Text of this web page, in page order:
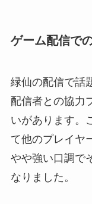
ゲーム配信で
緑仙の配信で話
配信者との協力
いがあります。
て他のプレイヤ
やや強い口調で
なりました。